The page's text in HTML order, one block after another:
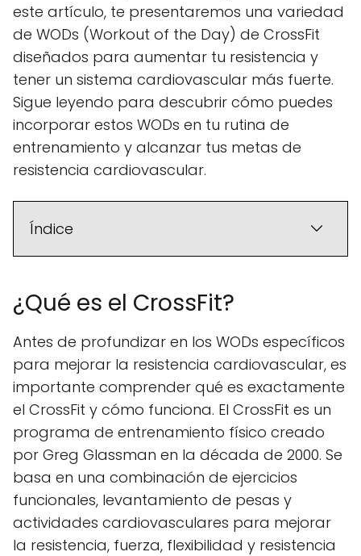
este artículo, te presentaremos una variedad
de WODs (Workout of the Day) de CrossFit
diseñados para aumentar tu resistencia y
tener un sistema cardiovascular más fuerte.
Sigue leyendo para descubrir cómo puedes
incorporar estos WODs en tu rutina de
entrenamiento y alcanzar tus metas de
resistencia cardiovascular.
Índice
¿Qué es el CrossFit?
Antes de profundizar en los WODs específicos
para mejorar la resistencia cardiovascular, es
importante comprender qué es exactamente
el CrossFit y cómo funciona. El CrossFit es un
programa de entrenamiento físico creado
por Greg Glassman en la década de 2000. Se
basa en una combinación de ejercicios
funcionales, levantamiento de pesas y
actividades cardiovasculares para mejorar
la resistencia, fuerza, flexibilidad y resistencia